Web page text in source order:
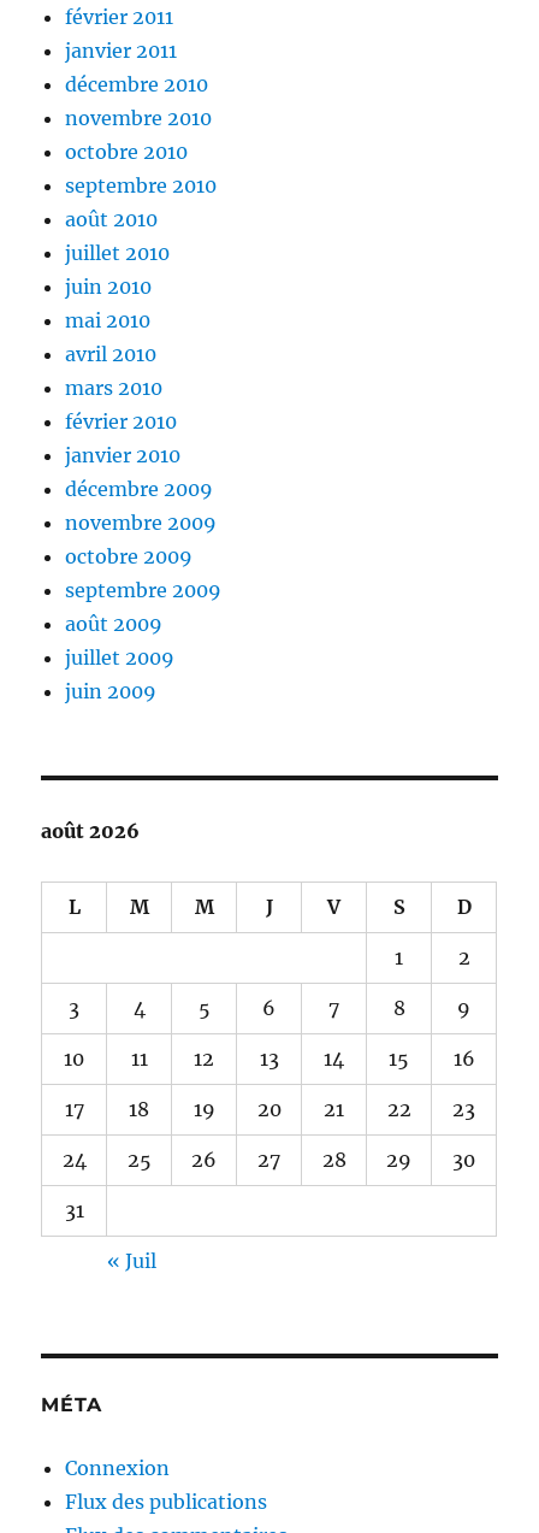
février 2011
janvier 2011
décembre 2010
novembre 2010
octobre 2010
septembre 2010
août 2010
juillet 2010
juin 2010
mai 2010
avril 2010
mars 2010
février 2010
janvier 2010
décembre 2009
novembre 2009
octobre 2009
septembre 2009
août 2009
juillet 2009
juin 2009
août 2026
L M M J V S D
1 2
3 4 5 6 7 8 9
10 11 12 13 14 15 16
17 18 19 20 21 22 23
24 25 26 27 28 29 30
31
« Juil
MÉTA
Connexion
Flux des publications